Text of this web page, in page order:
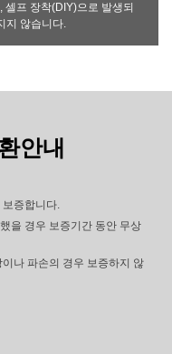
프 장착(DIY)으로 발생되
지 않습니다.
안내
보증합니다.
을 경우 보증기간 동안 무상
나 파손의 경우 보증하지 않